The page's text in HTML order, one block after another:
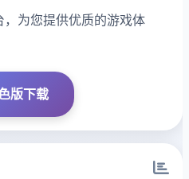
为您提供优质的游戏体
版下载